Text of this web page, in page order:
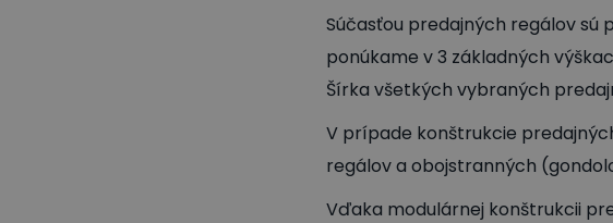
Súčasťou predajných regálov
ponúkame v 3 základných
Šírka všetkých vybraných
V prípade konštrukcie
regálov a obojstranných
Vďaka modulárnej konštrukcii